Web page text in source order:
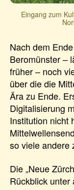
Eingang zum
Nach dem
Beromünster –
früher – noch
über die die
Ära zu Ende.
Digitalisierung
Institution nicht
so viele andere
Die „Neue
Rückblick unter